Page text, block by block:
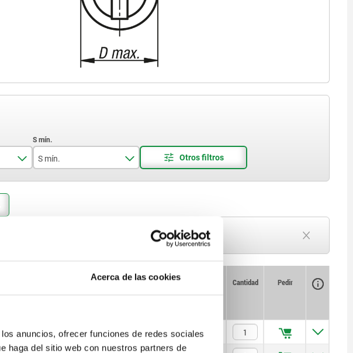
Acerca de las cookies
anuncios, ofrecer funciones de redes sociales
haga del sitio web con nuestros partners de
S mín.
6
22
Plazo de entrega a petición
Actualmente agotado
H1 Pulgadas
CAD
Disponibilidad
Precio
Cantidad Pedir
24,6 1/4 $57.58